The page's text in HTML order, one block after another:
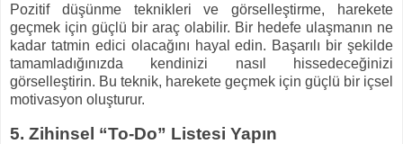
Pozitif düşünme teknikleri ve görselleştirme, harekete
geçmek için güçlü bir araç olabilir. Bir hedefe ulaşmanın ne
kadar tatmin edici olacağını hayal edin. Başarılı bir şekilde
tamamladığınızda kendinizi nasıl hissedeceğinizi
görselleştirin. Bu teknik, harekete geçmek için güçlü bir içsel
motivasyon oluşturur.
5. Zihinsel “To-Do” Listesi Yapın